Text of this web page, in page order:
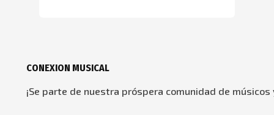
CONEXION MUSICAL
¡Se parte de nuestra próspera comunidad de